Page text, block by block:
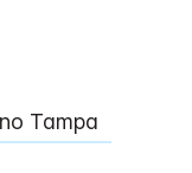
Tampa